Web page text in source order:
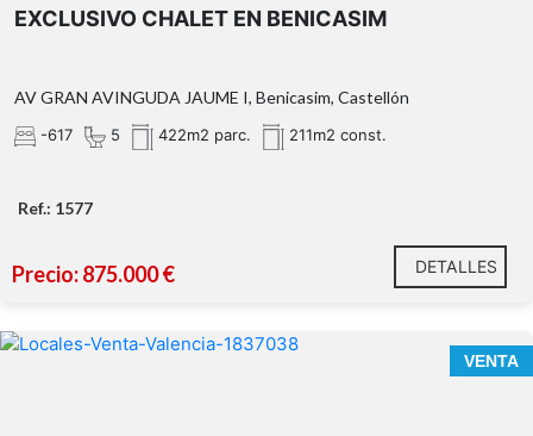
EXCLUSIVO CHALET EN BENICASIM
AV GRAN AVINGUDA JAUME I, Benicasim, Castellón
-617 5 422m2 parc. 211m2 const.
Ref.: 1577
Precio: 875.000 € DETALLES
VENTA